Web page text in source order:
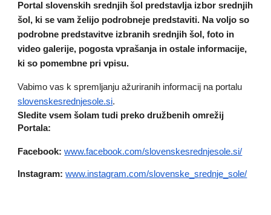
Portal slovenskih srednjih šol predstavlja izbor srednjih
šol, ki se vam želijo podrobneje predstaviti. Na voljo so
podrobne predstavitve izbranih srednjih šol, foto in
video galerije, pogosta vprašanja in ostale informacije,
ki so pomembne pri vpisu.
Vabimo vas k spremljanju ažuriranih informacij na portalu
slovenskesrednjesole.si.
Sledite vsem šolam tudi preko družbenih omrežij
Portala:
Facebook: www.facebook.com/slovenskesrednjesole.si/
Instagram: www.instagram.com/slovenske_srednje_sole/